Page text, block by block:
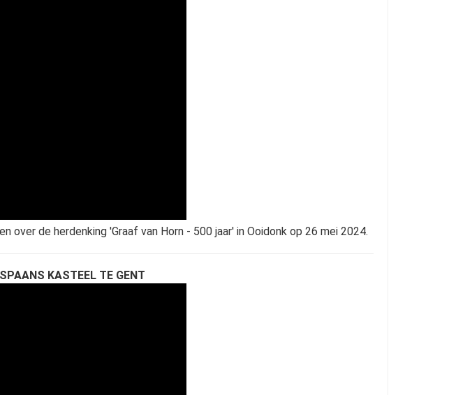
over de herdenking 'Graaf van Horn - 500 jaar' in Ooidonk op 26 mei 2024.
KASTEEL TE GENT